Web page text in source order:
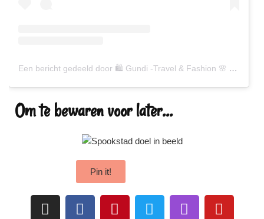
Een bericht gedeeld door 🛍 Gundi -Travel & Fashion 🌸 (@gundiscover)
Om te bewaren voor later...
Pin it!